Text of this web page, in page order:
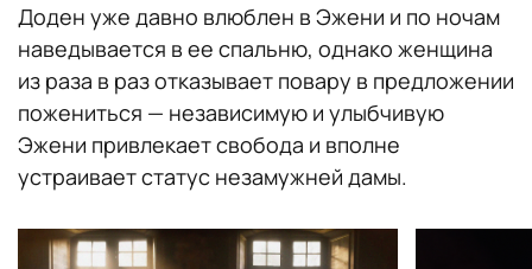
Доден уже давно влюблен в Эжени и по ночам
наведывается в ее спальню, однако женщина
из раза в раз отказывает повару в предложении
пожениться — независимую и улыбчивую
Эжени привлекает свобода и вполне
устраивает статус незамужней дамы.